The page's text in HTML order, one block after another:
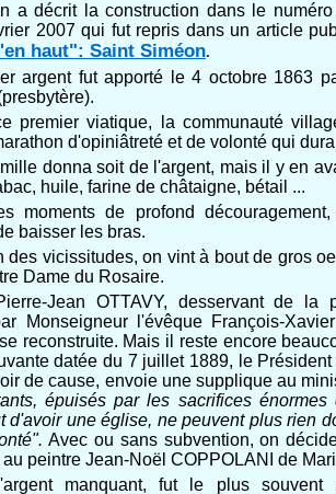
a décrit la construction dans le
2007 qui fut repris dans un article
haut": Saint Siméon.
argent fut apporté le 4 octobre 1863
premier viatique, la communauté
d'opiniâtreté et de volonté qui
donna soit de l'argent, mais il y en
huile, farine de châtaigne, bétail ...
moments de profond
baisser les bras.
des vicissitudes, on vint à bout de gros
Dame du Rosaire.
Jean OTTAVY, desservant de la
Monseigneur l'évêque François-
reconstruite. Mais il reste encore
datée du 7 juillet 1889, le
de cause, envoie une supplique au
épuisés par les sacrifices
d'avoir une église, ne peuvent plus rien
Avec ou sans subvention, on
peintre Jean-Noël COPPOLANI de
manquant, fut le plus souvent